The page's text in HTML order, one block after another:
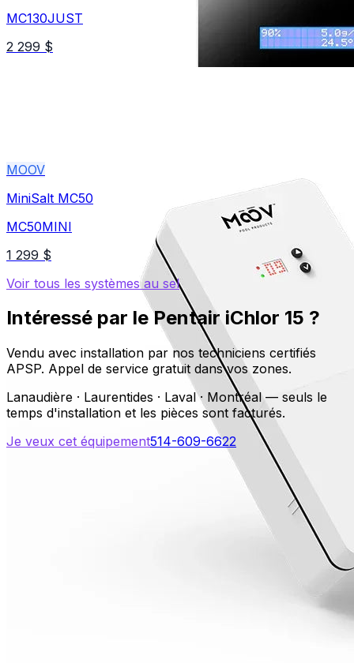
MC130JUST
2 299 $
MOOV
MiniSalt MC50
MC50MINI
1 299 $
Voir tous les systèmes au sel
Intéressé par lePentair iChlor 15 ?
Vendu avec installation par nos techniciens certifiés
APSP. Appel de service gratuit dans vos zones.
Lanaudière · Laurentides · Laval · Montréal — seuls le
temps d'installation et les pièces sont facturés.
Je veux cet équipement514-609-6622